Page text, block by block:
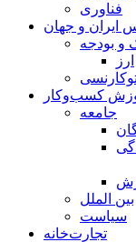
فناوری
ایران و جهان
و بودجه
ارز
کسب‌وکار
جامعه
بین الملل
سیاست
تجارت‌خانه